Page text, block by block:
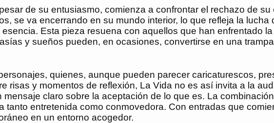
de su entusiasmo, comienza a confrontar el rechazo de
se va encerrando en su mundo interior, lo que refleja la lucha
Esta pieza resuena con aquellos que han enfrentado
y sueños pueden, en ocasiones, convertirse en una
quienes, aunque pueden parecer caricaturescos,
risas y momentos de reflexión, La Vida no es así invita a la
claro sobre la aceptación de lo que es. La
entretenida como conmovedora. Con entradas que
en un entorno acogedor.